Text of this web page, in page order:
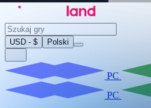
USD - $ Polski
PC
PC